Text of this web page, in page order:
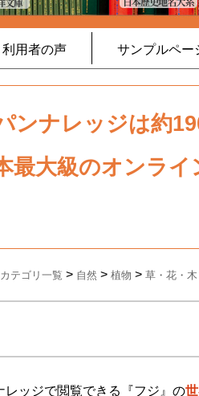
利用者の声 サンプルペー
ンナレッジは約
最大級のオンラ
カテゴリ一覧 > 自然 > 植物 > 草・花・木
レッジで閲覧できる『フジ』の